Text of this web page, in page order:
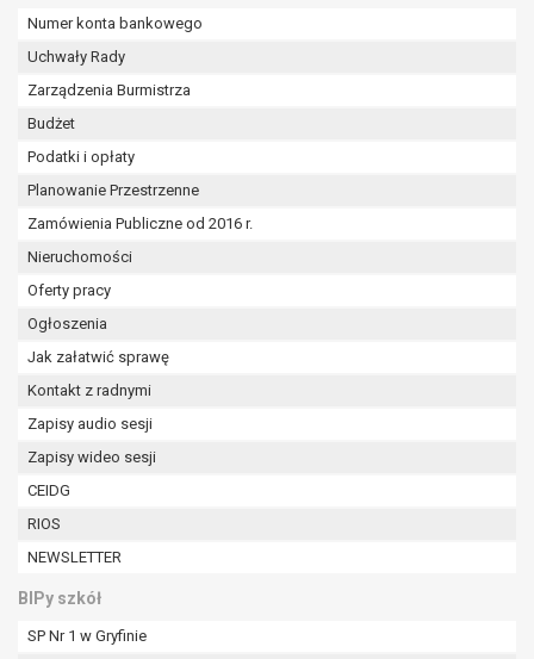
Numer konta bankowego
Uchwały Rady
Zarządzenia Burmistrza
Budżet
Podatki i opłaty
Planowanie Przestrzenne
Zamówienia Publiczne od 2016 r.
Nieruchomości
Oferty pracy
Ogłoszenia
Jak załatwić sprawę
Kontakt z radnymi
Zapisy audio sesji
Zapisy wideo sesji
CEIDG
RIOS
NEWSLETTER
BIPy szkół
SP Nr 1 w Gryfinie